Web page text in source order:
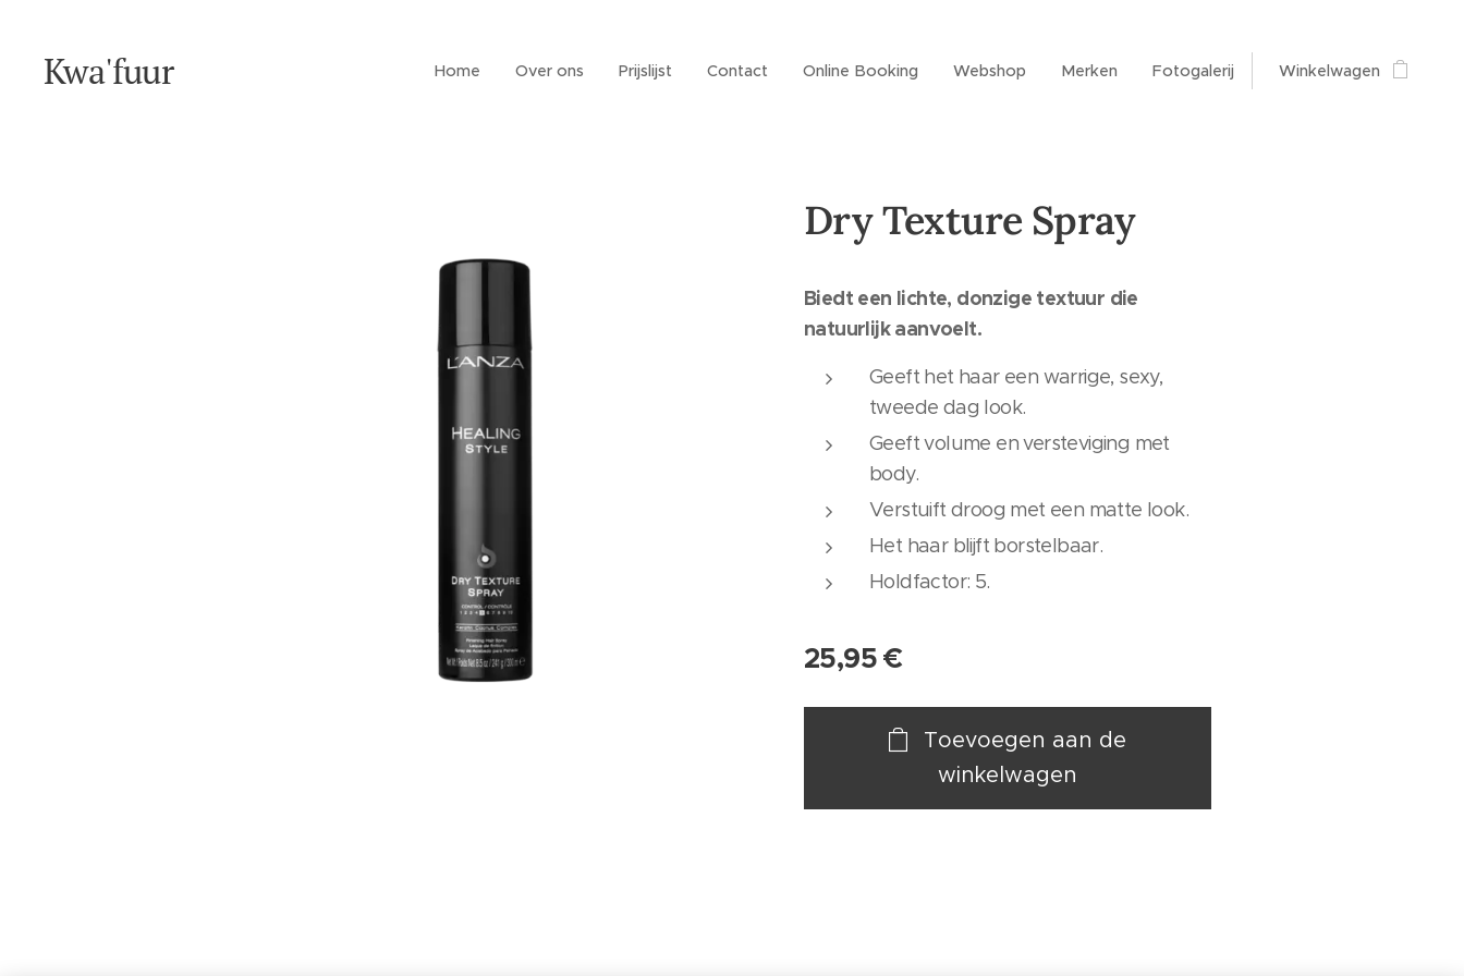
Kwa'fuur Home Over ons Prijslijst Contact Online Booking Webshop Merken Fotogalerij Winkelwagen
Dry Texture Spray
Biedt een lichte, donzige textuur die
natuurlijk aanvoelt.
Geeft het haar een warrige, sexy,
tweede dag look.
Geeft volume en versteviging met
body.
Verstuift droog met een matte look.
Het haar blijft borstelbaar.
Holdfactor: 5.
25,95€
Toevoegen aan de
winkelwagen